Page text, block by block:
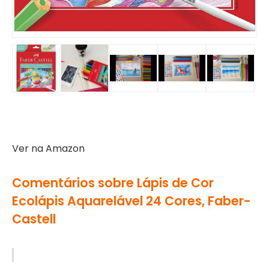
Ver na Amazon
Comentários sobre Lápis de Cor
Ecolápis Aquarelável 24 Cores, Faber-
Castell